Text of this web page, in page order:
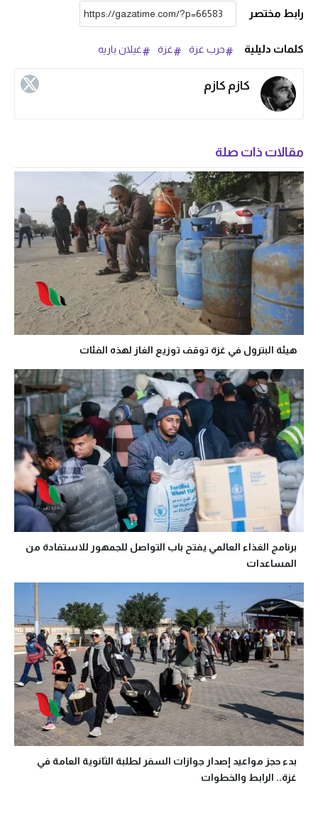
رابط مختصر
كلمات دليلية حرب غزة غزة غيلان باريه
كازم كازم
مقالات ذات صلة
هيئة البترول في غزة توقف توزيع الغاز لهذه الفئات
برنامج الغذاء العالمي يفتح باب التواصل للجمهور للاستفادة من
المساعدات
بدء حجز مواعيد إصدار جوازات السفر لطلبة الثانوية العامة في
غزة.. الرابط والخطوات